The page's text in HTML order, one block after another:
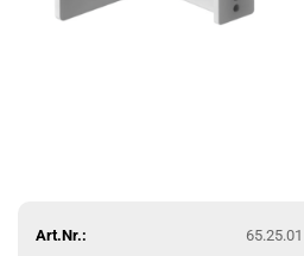
Art.Nr.:
65.25.01